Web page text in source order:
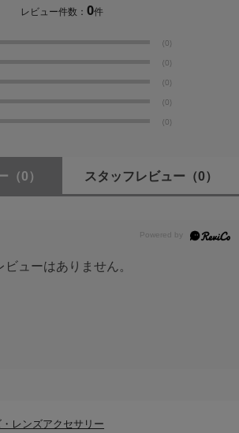
レビュー件数：0件
(0)
(0)
(0)
(0)
(0)
（0） スタッフレビュー （0）
ビューはありません。
レンズアクセサリー